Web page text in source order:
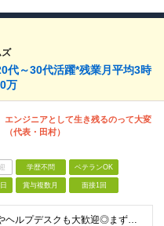
ズ
代～30代活躍*残業月平均3時
万
エンジニアとして生き残るのって大変
（代表・田村）
学歴不問 ベテランOK
賞与複数月 面接1回
＼オペレーターやヘルプデスクも大歓迎◎まずはご応募ください／ ◆学歴不問 ◆IT業界での勤務経験がある方（職種・年数不問） ┗例：オペレーター、ヘルプデスク、開発からインフラ領域へのシフト、スク